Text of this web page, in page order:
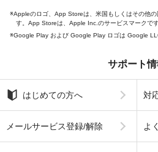
Appleのロゴ、App Storeは、米国もしくはその他
す。App Storeは、Apple Inc.のサービスマークです
Google Play および Google Play ロゴは Google
サポート情
はじめての方へ 対
メールサービス登録/解除 よ